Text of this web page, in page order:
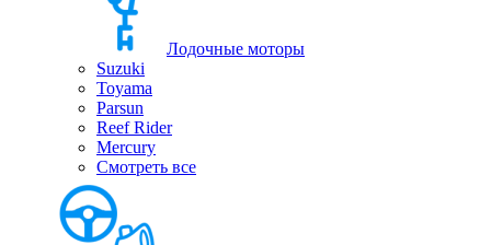
Лодочные моторы
Suzuki
Toyama
Parsun
Reef Rider
Mercury
Смотреть все